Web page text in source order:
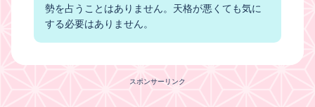
勢を占うことはありません。天格が悪くても気に
する必要はありません。
スポンサーリンク